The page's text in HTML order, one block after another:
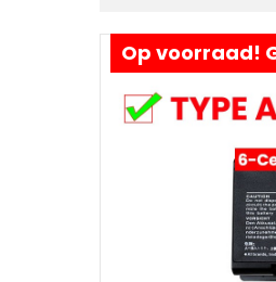
Op voorraad!